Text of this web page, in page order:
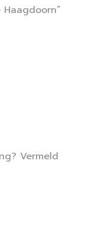
Vermeld